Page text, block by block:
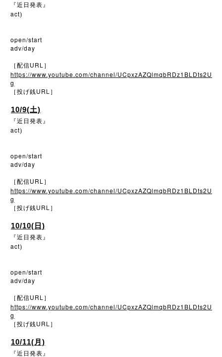
『近日発表』
act)
open/start
adv/day
［配信URL ］
https://www.youtube.com/channel/UCpxzAZQlmqbRDz1BLDts2U
g
［投げ銭URL ］
10/9(土)
『近日発表』
act)
open/start
adv/day
［配信URL ］
https://www.youtube.com/channel/UCpxzAZQlmqbRDz1BLDts2U
g
［投げ銭URL ］
10/10(日)
『近日発表』
act)
open/start
adv/day
［配信URL ］
https://www.youtube.com/channel/UCpxzAZQlmqbRDz1BLDts2U
g
［投げ銭URL ］
10/11(月)
『近日発表』